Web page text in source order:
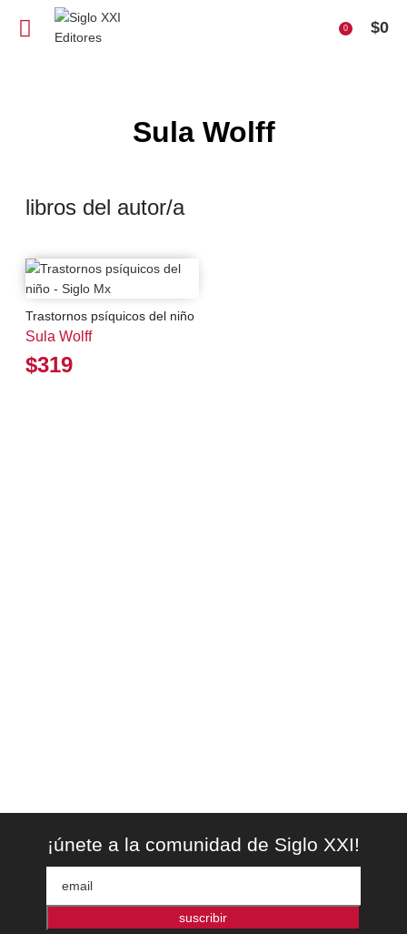
0 $0
Sula Wolff
libros del autor/a
Trastornos psíquicos del niño
Sula Wolff
$319
¡únete a la comunidad de Siglo XXI!
suscribir